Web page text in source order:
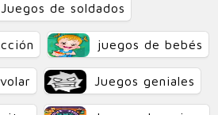
Juegos de soldados
juegos de bebés
Juegos geniales